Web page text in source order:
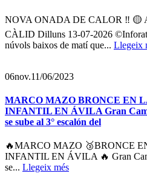
NOVA ONADA DE CALOR ‼ 🟡
CÀLID Dilluns 13-07-2026
núvols baixos de matí que... Llegeix
06nov.11/06/2023
MARCO MAZO BRONCE EN
INFANTIL EN ÁVILA Gran
se sube al 3° escalón del
🔥MARCO MAZO 🥉BRONCE
INFANTIL EN ÁVILA 🔥 Gran
se... Llegeix més